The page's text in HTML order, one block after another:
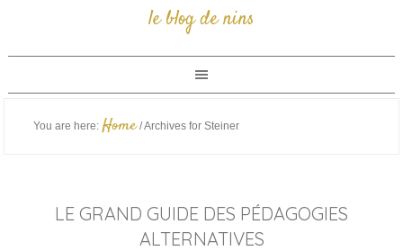
le blog de nins
You are here: Home /Archives for Steiner
LE GRAND GUIDE DES PÉDAGOGIES
ALTERNATIVES